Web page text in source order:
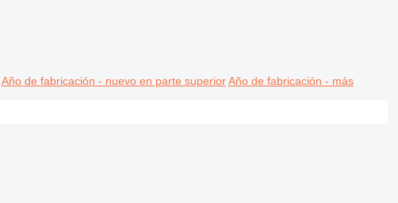
Año de fabricación - nuevo en parte superior Año de fabricación - más